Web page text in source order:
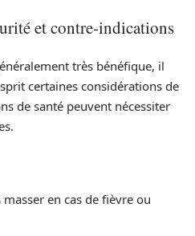
et contre-indications
très bénéfique, il
certaines considérations de
de santé peuvent nécessiter
masser en cas de fièvre ou